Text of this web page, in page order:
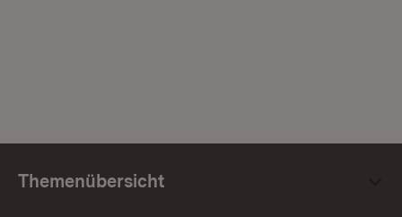
Themenübersicht